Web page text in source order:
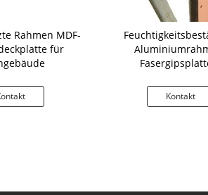
Rahmen MDF-
für
Kontakt